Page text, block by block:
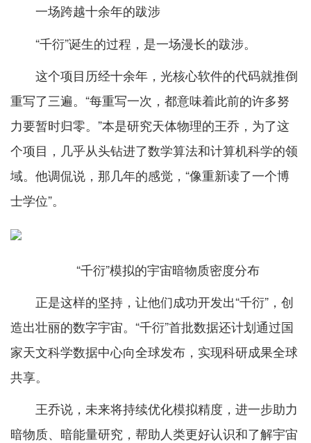
一场跨越十余年的跋涉
“千衍”诞生的过程，是一场漫长的跋涉。
这个项目历经十余年，光核心软件的代码就推倒
重写了三遍。“每重写一次，都意味着此前的许多努
力要暂时归零。”本是研究天体物理的王乔，为了这
个项目，几乎从头钻进了数学算法和计算机科学的领
域。他调侃说，那几年的感觉，“像重新读了一个博
士学位”。
“千衍”模拟的宇宙暗物质密度分布
正是这样的坚持，让他们成功开发出“千衍”，创
造出壮丽的数字宇宙。“千衍”首批数据还计划通过国
家天文科学数据中心向全球发布，实现科研成果全球
共享。
王乔说，未来将持续优化模拟精度，进一步助力
暗物质、暗能量研究，帮助人类更好认识和了解宇宙